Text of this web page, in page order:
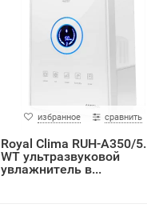
избранное сравнить
Royal Clima RUH-A350/
WT ультразвуковой
увлажнитель в...